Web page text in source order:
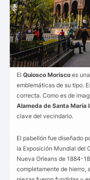
El Quiosco Morisco es
emblemáticas de su tipo.
correcta. Como es de
Alameda de Santa María
clave del vecindario.
El pabellón fue diseñado
la Exposición Mundial del
Nueva Orleans de 1884-
completamente de hierro,